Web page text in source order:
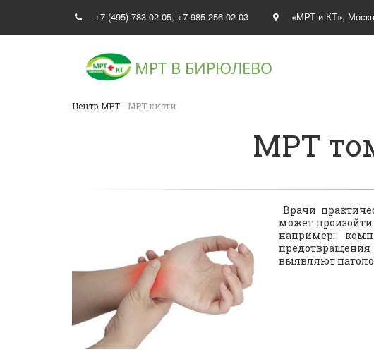
+7 (495) 783-02-05, +7-985-256-02-03 «МРТ и КТ»,
МРТ В БИРЮЛЕВО
Центр МРТ - МРТ кисти
МРТ
Врачи
может
например:
выявляют